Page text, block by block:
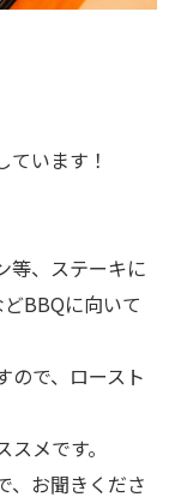
います！
等、ステーキに
BBQに向いて
ので、ロースト
メです。
、お聞きくださ